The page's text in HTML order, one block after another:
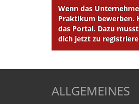
Wenn das
Praktikum bewerben.
das Portal. Dazu
dich jetzt zu
ALLGEMEINES